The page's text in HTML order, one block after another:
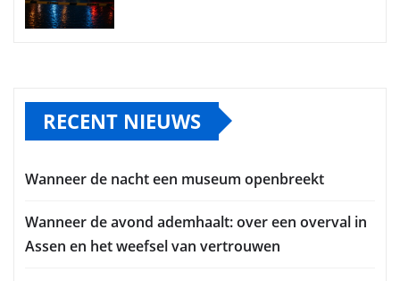
RECENT NIEUWS
Wanneer de nacht een museum openbreekt
Wanneer de avond ademhaalt: over een overval in
Assen en het weefsel van vertrouwen